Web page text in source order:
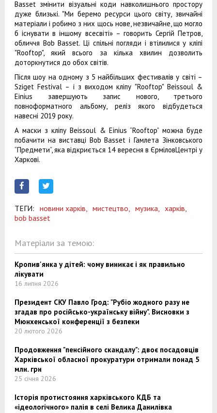
Basset змінити візуальні коди навколишнього простору
дуже близькі. "Ми беремо ресурси цього світу, звичайні
матеріали і робимо з них щось нове, незвичайне, що могло
б існувати в іншому всесвіті» – говорить Сергій Петров,
обличчя Bob Basset. Ці спільні погляди і втілилися у кліпі
"Rooftop", який всього за кілька хвилин дозволить
доторкнутися до обох світів.
Після шоу на одному з 5 найбільших фестивалів у світі –
Sziget Festival – і з виходом кліпу "Rooftop" Beissoul &
Einius завершують запис нового, третього
повноформатного альбому, реліз якого відбудеться
навесні 2019 року.
А маски з кліпу Beissoul & Einius “Rooftop” можна буде
побачити на виставці Bob Basset і Гамлета Зінковського
“Предмети”, яка відкриється 14 вересня в ЄрміловЦентрі у
Харкові.
ТЕГИ: новини харків, мистецтво, музика,
харків,
bob basset
Матеріали за темою:
Кропив'янка у дітей: чому виникає і як правильно
лікувати
16 липня 2026
Президент СКУ Павло Грод: "Рубіо жодного разу не
згадав про російсько-українську війну". Висновки з
Мюнхенської конференції з безпеки
20 лютого 2026
Продовження "пенсійного скандалу": двоє посадовців
Харківської обласної прокуратури отримали понад 5
млн. грн
25 січня 2026
Історія протистояння харківського КДБ та
«ідеологічного» палія в селі Велика Данилівка